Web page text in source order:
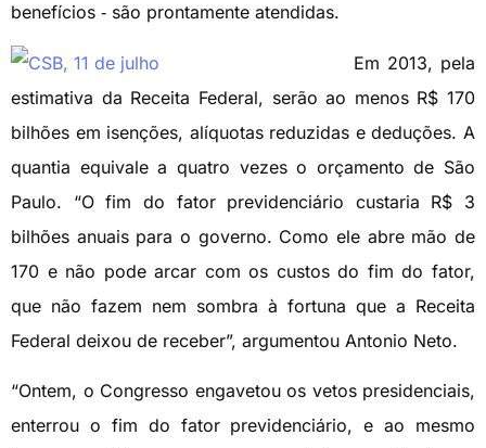
benefícios ‑ são prontamente atendidas.
Em 2013, pela
estimativa da Receita Federal, serão ao menos R$ 170
bilhões em isenções, alíquotas reduzidas e deduções. A
quantia equivale a quatro vezes o orçamento de São
Paulo. “O fim do fator previdenciário custaria R$ 3
bilhões anuais para o governo. Como ele abre mão de
170 e não pode arcar com os custos do fim do fator,
que não fazem nem sombra à fortuna que a Receita
Federal deixou de receber”, argumentou Antonio Neto.
“Ontem, o Congresso engavetou os vetos presidenciais,
enterrou o fim do fator previdenciário, e ao mesmo